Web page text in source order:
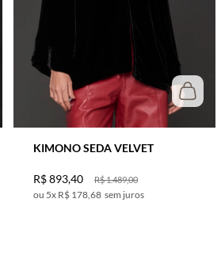
KIMONO SEDA VELVET
R$1.489,00
R$893,40
5x R$ 178,68 sem juros